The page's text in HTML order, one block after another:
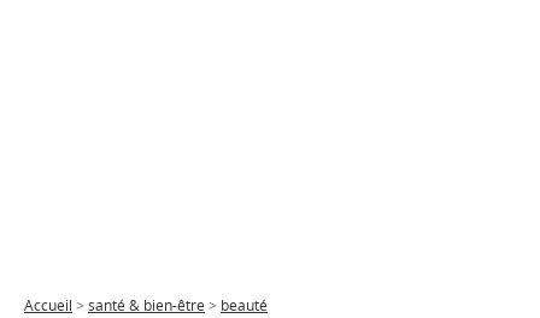
Accueil > santé & bien-être > beauté